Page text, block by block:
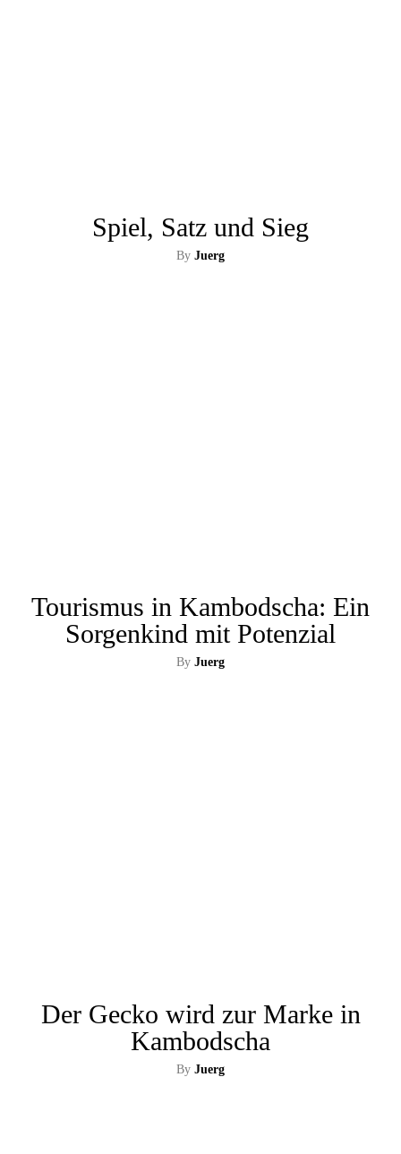
Spiel, Satz und Sieg
By Juerg
Tourismus in Kambodscha: Ein
Sorgenkind mit Potenzial
By Juerg
Der Gecko wird zur Marke in
Kambodscha
By Juerg